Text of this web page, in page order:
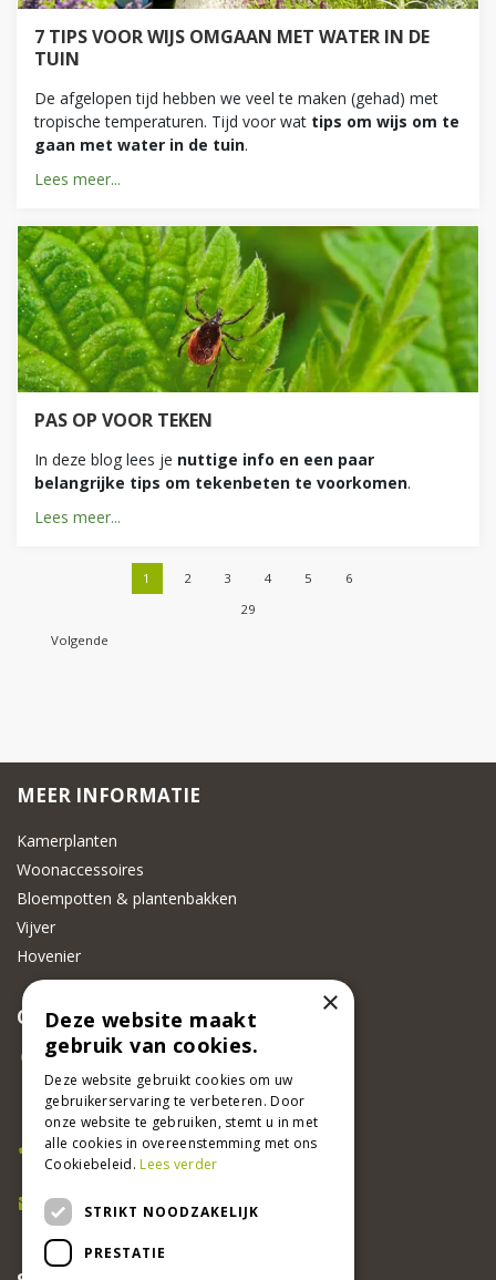
7 TIPS VOOR WIJS OMGAAN MET WATER IN DE
TUIN
De afgelopen tijd hebben we veel te maken (gehad) met
tropische temperaturen. Tijd voor wat tips om wijs om te
gaan met water in de tuin.
Lees meer...
PAS OP VOOR TEKEN
In deze blog lees je nuttige info en een paar
belangrijke tips om tekenbeten te voorkomen.
Lees meer...
1 2 3 4 5
6
29
Volgende
MEER INFORMATIE
Kamerplanten
Woonaccessoires
Bloempotten & plantenbakken
Vijver
Hovenier
CONTACT
Beeker Tuincentrum
Adsteeg 31
6191 PW Beek
Bel ons
046 437 2881
E-mail
info@beekertuincentrum.nl
×
Deze website maakt
gebruik van cookies.
Deze website gebruikt cookies om uw
gebruikerservaring te verbeteren. Door
onze website te gebruiken, stemt u in met
alle cookies in overeenstemming met ons
Cookiebeleid.Lees verder
STRIKT NOODZAKELIJK
PRESTATIE